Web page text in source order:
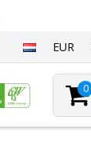
EUR
0